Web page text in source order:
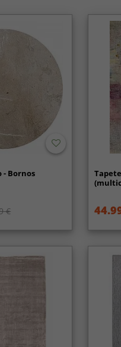
- Bornos
€